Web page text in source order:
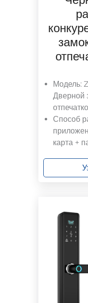
Модель:
Дверной
Способ
карта +